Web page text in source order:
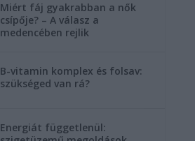
Miért fáj gyakrabban a nők
csípője? – A válasz a
medencében rejlik
B-vitamin komplex és folsav:
szükséged van rá?
Energiát függetlenül: